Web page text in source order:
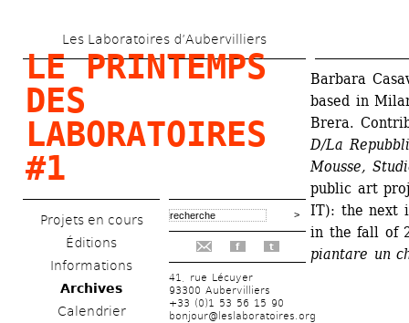
au
contenu
Les Laboratoires d’Aubervilliers
LE PRINTEMPS
DES
LABORATOIRES
#1
Projets en cours
Éditions
Informations
Archives
Calendrier
f t
41, rue Lécuyer
93300 Aubervilliers
+33 (0)1 53 56 15 90
bonjour@leslaboratoires.org
Barbara
based in
Brera.
D/La
Mousse,
public art
IT): the next
in the fall of
piantare un